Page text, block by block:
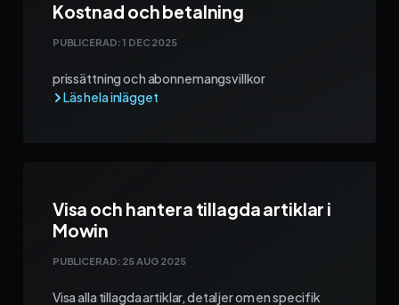
Kostnad och betalning
PUBLICERAD:1 DEC 2025
prissättning och abonnemangsvillkor
Visa och hantera tillagda artiklar i
Mowin
PUBLICERAD: 25 AUG 2025
Visa alla tillagda artiklar, detaljer om en specifik